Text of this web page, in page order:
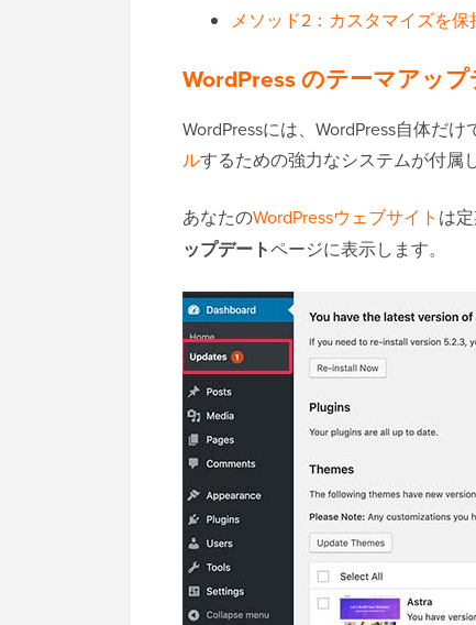
メソッド2：カスタマイズを
WordPress のテーマアッ
WordPressには、WordPress自体だ
ルするための強力なシステムが付属
あなたのWordPressウェブサイト は
ップデートページに表示します。